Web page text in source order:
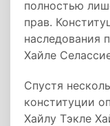
полностью
прав.
наследования
Хайле
Спустя
конституции
Хайлу Тэкле